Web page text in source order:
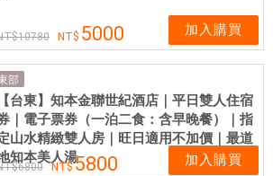
卡
可
買
即
用
10780 5000 加入購買
部
【台東】知本金聯世紀酒店｜平日雙人住宿
｜電子票券（一泊二食：含早晚餐）｜指
山水精緻雙人房｜旺日適用不加價｜最道
知本美人湯
6800 5800 加入購買